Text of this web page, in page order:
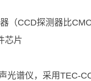
（CCD探测器比
芯片
光谱仪，采用TEC-